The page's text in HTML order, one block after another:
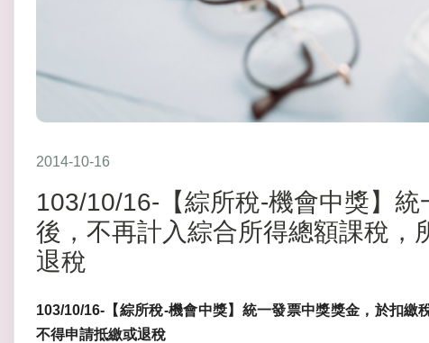
2014-10-16
103/10/16-【綜所稅-機會中獎】
後，不再計入綜合所得總額課稅，
退稅
103/10/16-【綜所稅-機會中獎】統一發票中獎獎金，於扣
不得申請抵繳或退稅